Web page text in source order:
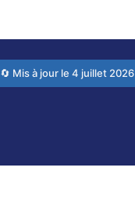
🔄 Mis à jour le 4 juillet 2026